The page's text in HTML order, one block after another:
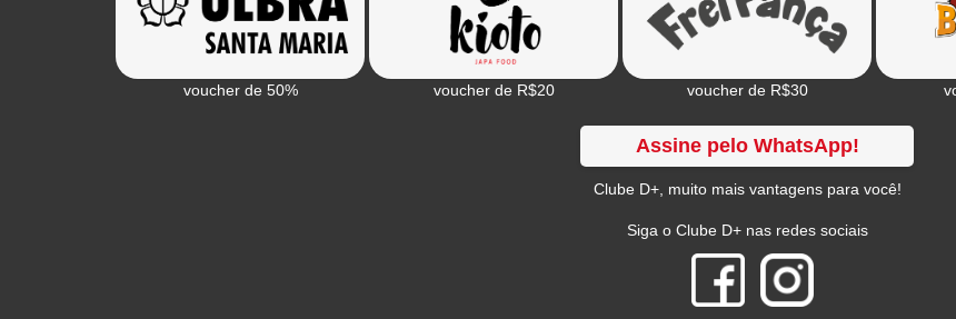
voucher de 50% voucher de R$20 voucher de R$30
Assine pelo WhatsApp!
Clube D+, muito mais vantagens para você!
Siga o Clube D+ nas redes sociais